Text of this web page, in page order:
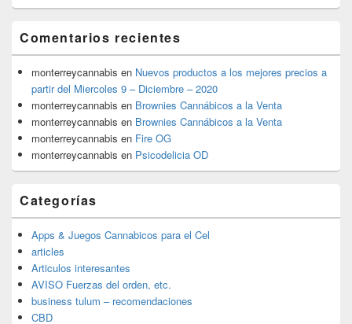
Comentarios recientes
monterreycannabis en Nuevos productos a los mejores precios a
partir del Miercoles 9 – Diciembre – 2020
monterreycannabis en Brownies Cannábicos a la Venta
monterreycannabis en Brownies Cannábicos a la Venta
monterreycannabis en Fire OG
monterreycannabis en Psicodelicia OD
Categorías
Apps & Juegos Cannabicos para el Cel
articles
Articulos interesantes
AVISO Fuerzas del orden, etc.
business tulum – recomendaciones
CBD